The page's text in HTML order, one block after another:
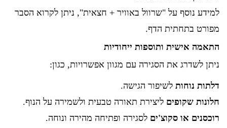
למידע נוסף על "שרוול באוויר + חצאית", ניתן לקרוא הסבר
מפורט בתחתית הדף.
התאמה אישית ותוספות ייחודיות
ניתן לשדרג את הסגירה עם מגוון אפשרויות, כגון:
דלתות נוחות לשיפור הגישה.
חלונות שקופים ליצירת תאורה טבעית ולשמירה על הנוף.
רוכסנים או סקוצ'ים לסגירה ופתיחה מהירה ונוחה.